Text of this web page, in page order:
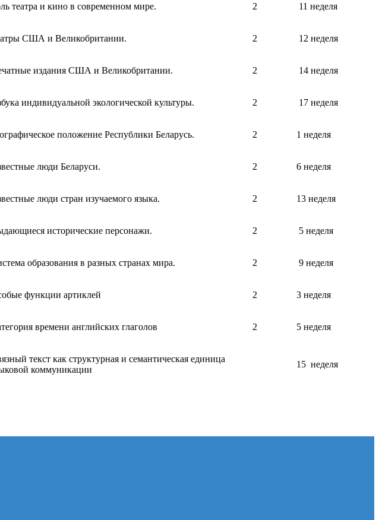
театра и кино в современном мире. 2 11 неделя
США и Великобритании. 2 12 неделя
издания США и Великобритании. 2 14 неделя
индивидуальной экологической культуры. 2 17 неделя
положение Республики Беларусь. 2 1 неделя
люди Беларуси. 2 6 неделя
люди стран изучаемого языка. 2 13 неделя
исторические персонажи. 2 5 неделя
образования в разных странах мира. 2 9 неделя
функции артиклей 2 3 неделя
времени английских глаголов 2 5 неделя
текст как структурная и семантическая единица
коммуникации
15 неделя